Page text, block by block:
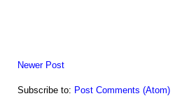
Newer Post
Subscribe to: Post Comments (Atom)